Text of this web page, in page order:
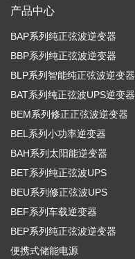
产品中心
BAP系列纯正弦波逆变器
BBP系列纯正弦波逆变器
BLP系列智能纯正弦波逆变器
BAT系列纯正弦波UPS逆变器
BEM系列修正正弦波逆变器
BEL系列小功率逆变器
BAH系列太阳能逆变器
BET系列纯正弦波UPS
BEU系列修正弦波UPS
BEF系列车载逆变器
BEP系列纯正弦波逆变器
便携式储能电源